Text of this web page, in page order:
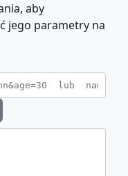
aby
jego parametry na